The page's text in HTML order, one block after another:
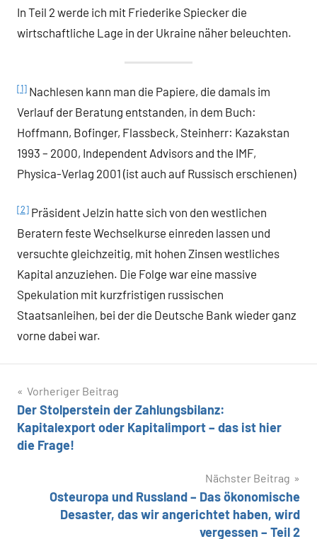
In Teil 2 werde ich mit Friederike Spiecker die
wirtschaftliche Lage in der Ukraine näher beleuchten.
[1] Nachlesen kann man die Papiere, die damals im
Verlauf der Beratung entstanden, in dem Buch:
Hoffmann, Bofinger, Flassbeck, Steinherr: Kazakstan
1993 – 2000, Independent Advisors and the IMF,
Physica-Verlag 2001 (ist auch auf Russisch erschienen)
[2] Präsident Jelzin hatte sich von den westlichen
Beratern feste Wechselkurse einreden lassen und
versuchte gleichzeitig, mit hohen Zinsen westliches
Kapital anzuziehen. Die Folge war eine massive
Spekulation mit kurzfristigen russischen
Staatsanleihen, bei der die Deutsche Bank wieder ganz
vorne dabei war.
Beitragsnavigation
Vorheriger Beitrag
Der Stolperstein der Zahlungsbilanz:
Kapitalexport oder Kapitalimport – das ist hier
die Frage!
Nächster Beitrag
Osteuropa und Russland – Das ökonomische
Desaster, das wir angerichtet haben, wird
vergessen – Teil 2